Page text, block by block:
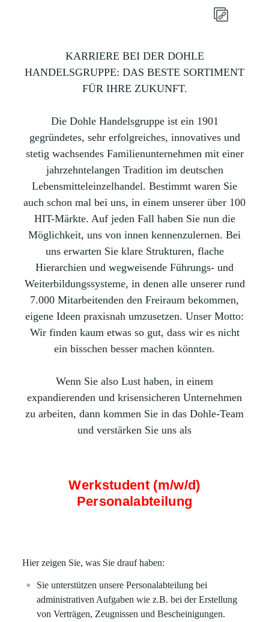
KARRIERE BEI DER DOHLE
HANDELSGRUPPE: DAS BESTE SORTIMENT
FÜR IHRE ZUKUNFT.
Die Dohle Handelsgruppe ist ein 1901
gegründetes, sehr erfolgreiches, innovatives und
stetig wachsendes Familienunternehmen mit einer
jahrzehntelangen Tradition im deutschen
Lebensmitteleinzelhandel. Bestimmt waren Sie
auch schon mal bei uns, in einem unserer über 100
HIT-Märkte. Auf jeden Fall haben Sie nun die
Möglichkeit, uns von innen kennenzulernen. Bei
uns erwarten Sie klare Strukturen, flache
Hierarchien und wegweisende Führungs- und
Weiterbildungssysteme, in denen alle unserer rund
7.000 Mitarbeitenden den Freiraum bekommen,
eigene Ideen praxisnah umzusetzen. Unser Motto:
Wir finden kaum etwas so gut, dass wir es nicht
ein bisschen besser machen könnten.
Wenn Sie also Lust haben, in einem
expandierenden und krisensicheren Unternehmen
zu arbeiten, dann kommen Sie in das Dohle-Team
und verstärken Sie uns als
Werkstudent (m/w/d)
Personalabteilung
Hier zeigen Sie, was Sie drauf haben:
Sie unterstützen unsere Personalabteilung bei
administrativen Aufgabenwiez.B.bei derErstellung
vonVerträgen, Zeugnissen und Bescheinigungen.